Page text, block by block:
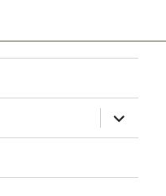
ouvrir
le
sous-